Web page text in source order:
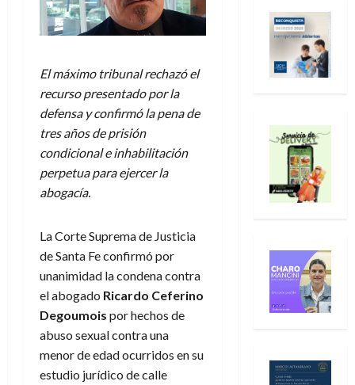
El máximo tribunal rechazó el
recurso presentado por la
defensa y confirmó la pena de
tres años de prisión
condicional e inhabilitación
perpetua para ejercer la
abogacía.
La Corte Suprema de Justicia
de Santa Fe confirmó por
unanimidad la condena contra
el abogado Ricardo Ceferino
Degoumois por hechos de
abuso sexual contra una
menor de edad ocurridos en su
estudio jurídico de calle